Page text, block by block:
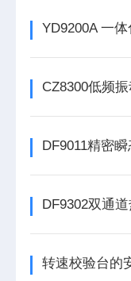
YD9200A 一
CZ8300低频
DF9011精密
DF9302双通